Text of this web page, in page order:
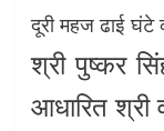
दूरी महज ढाई घंटे
श्री पुष्कर
आधारित श्री